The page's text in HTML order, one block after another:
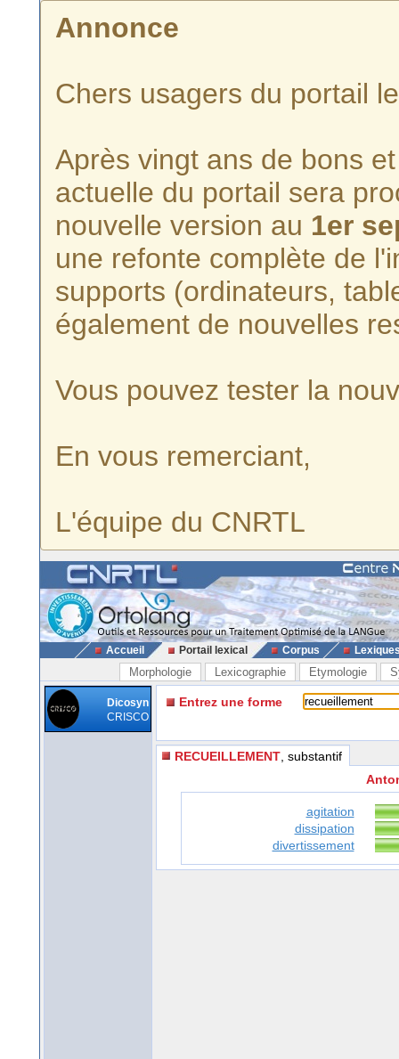
Annonce
Chers usagers du portail
Après vingt ans de bons
actuelle du portail sera
nouvelle version au 1er
une refonte complète de
supports (ordinateurs,
également de nouvelles
Vous pouvez tester la
En vous remerciant,
L'équipe du CNRTL
Accueil Portail lexical Corpus
Morphologie Lexicographie Etymologie
Dicosyn
CRISCO
Entrez une forme
RECUEILLEMENT , substantif
agitation
dissipation
divertissement